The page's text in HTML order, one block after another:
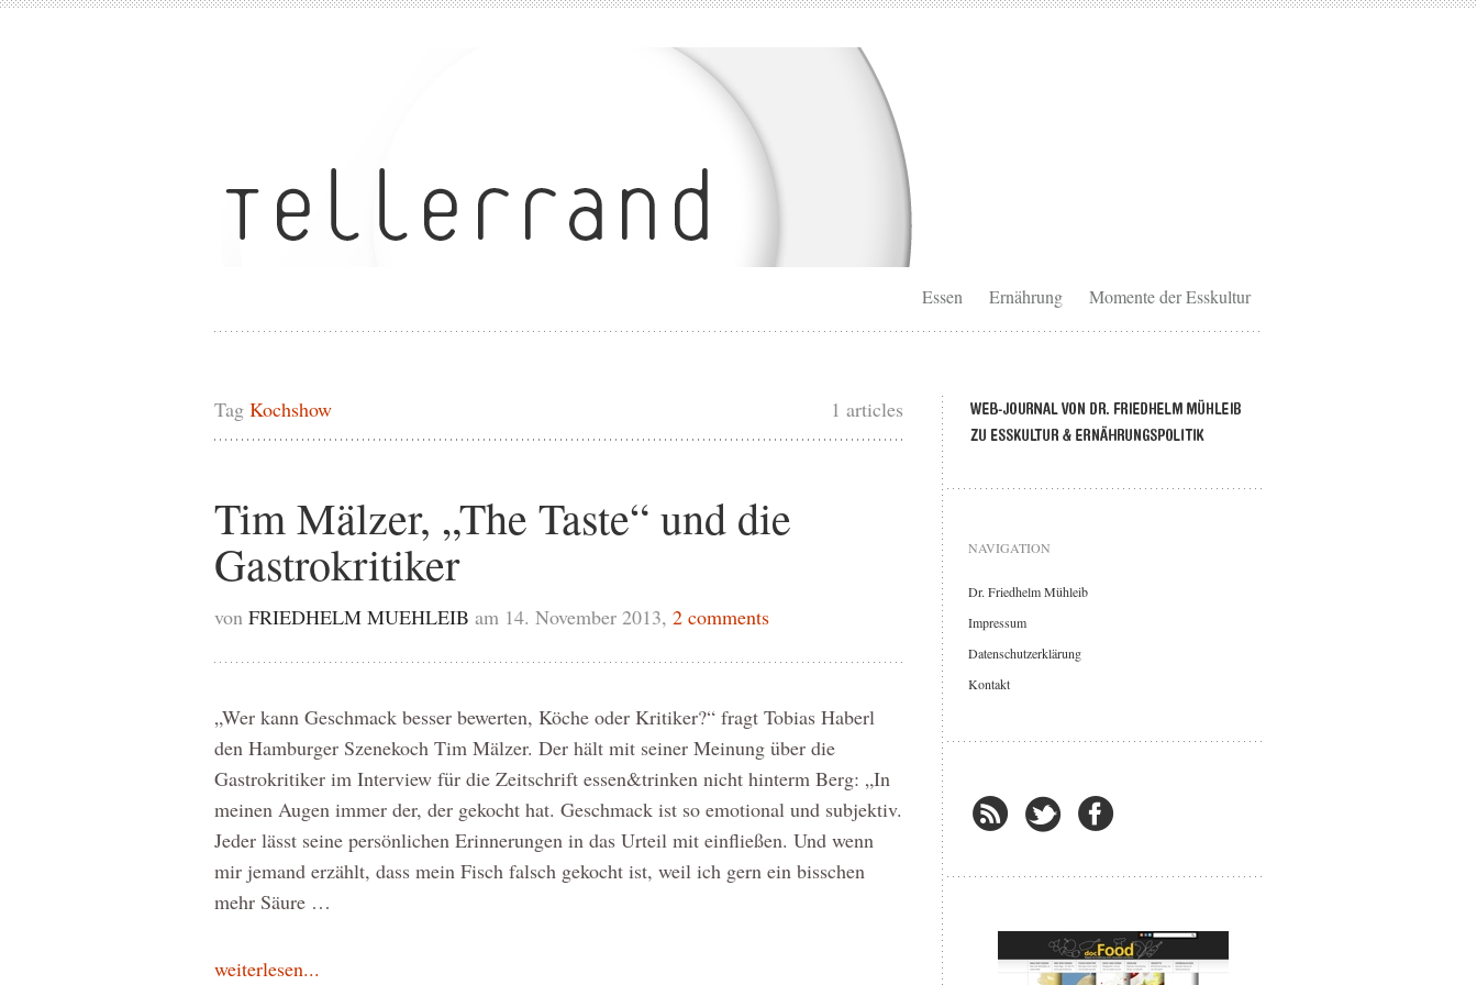
Essen Ernährung Momente der Esskultur
1 articles
Tag Kochshow
Tim Mälzer, „The Taste“ und die
Gastrokritiker
von FRIEDHELM MUEHLEIB am 14. November 2013, 2 comments
„Wer kann Geschmack besser bewerten, Köche oder Kritiker?“ fragt Tobias Haberl
den Hamburger Szenekoch Tim Mälzer. Der hält mit seiner Meinung über die
Gastrokritiker im Interview für die Zeitschrift essen&trinken nicht hinterm Berg: „In
meinen Augen immer der, der gekocht hat. Geschmack ist so emotional und subjektiv.
Jeder lässt seine persönlichen Erinnerungen in das Urteil mit einfließen. Und wenn
mir jemand erzählt, dass mein Fisch falsch gekocht ist, weil ich gern ein bisschen
mehr Säure …
weiterlesen...
NAVIGATION
Dr. Friedhelm Mühleib
Impressum
Datenschutzerklärung
Kontakt